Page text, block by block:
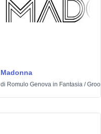
Madonna
di Romulo Genova in Fantasia /